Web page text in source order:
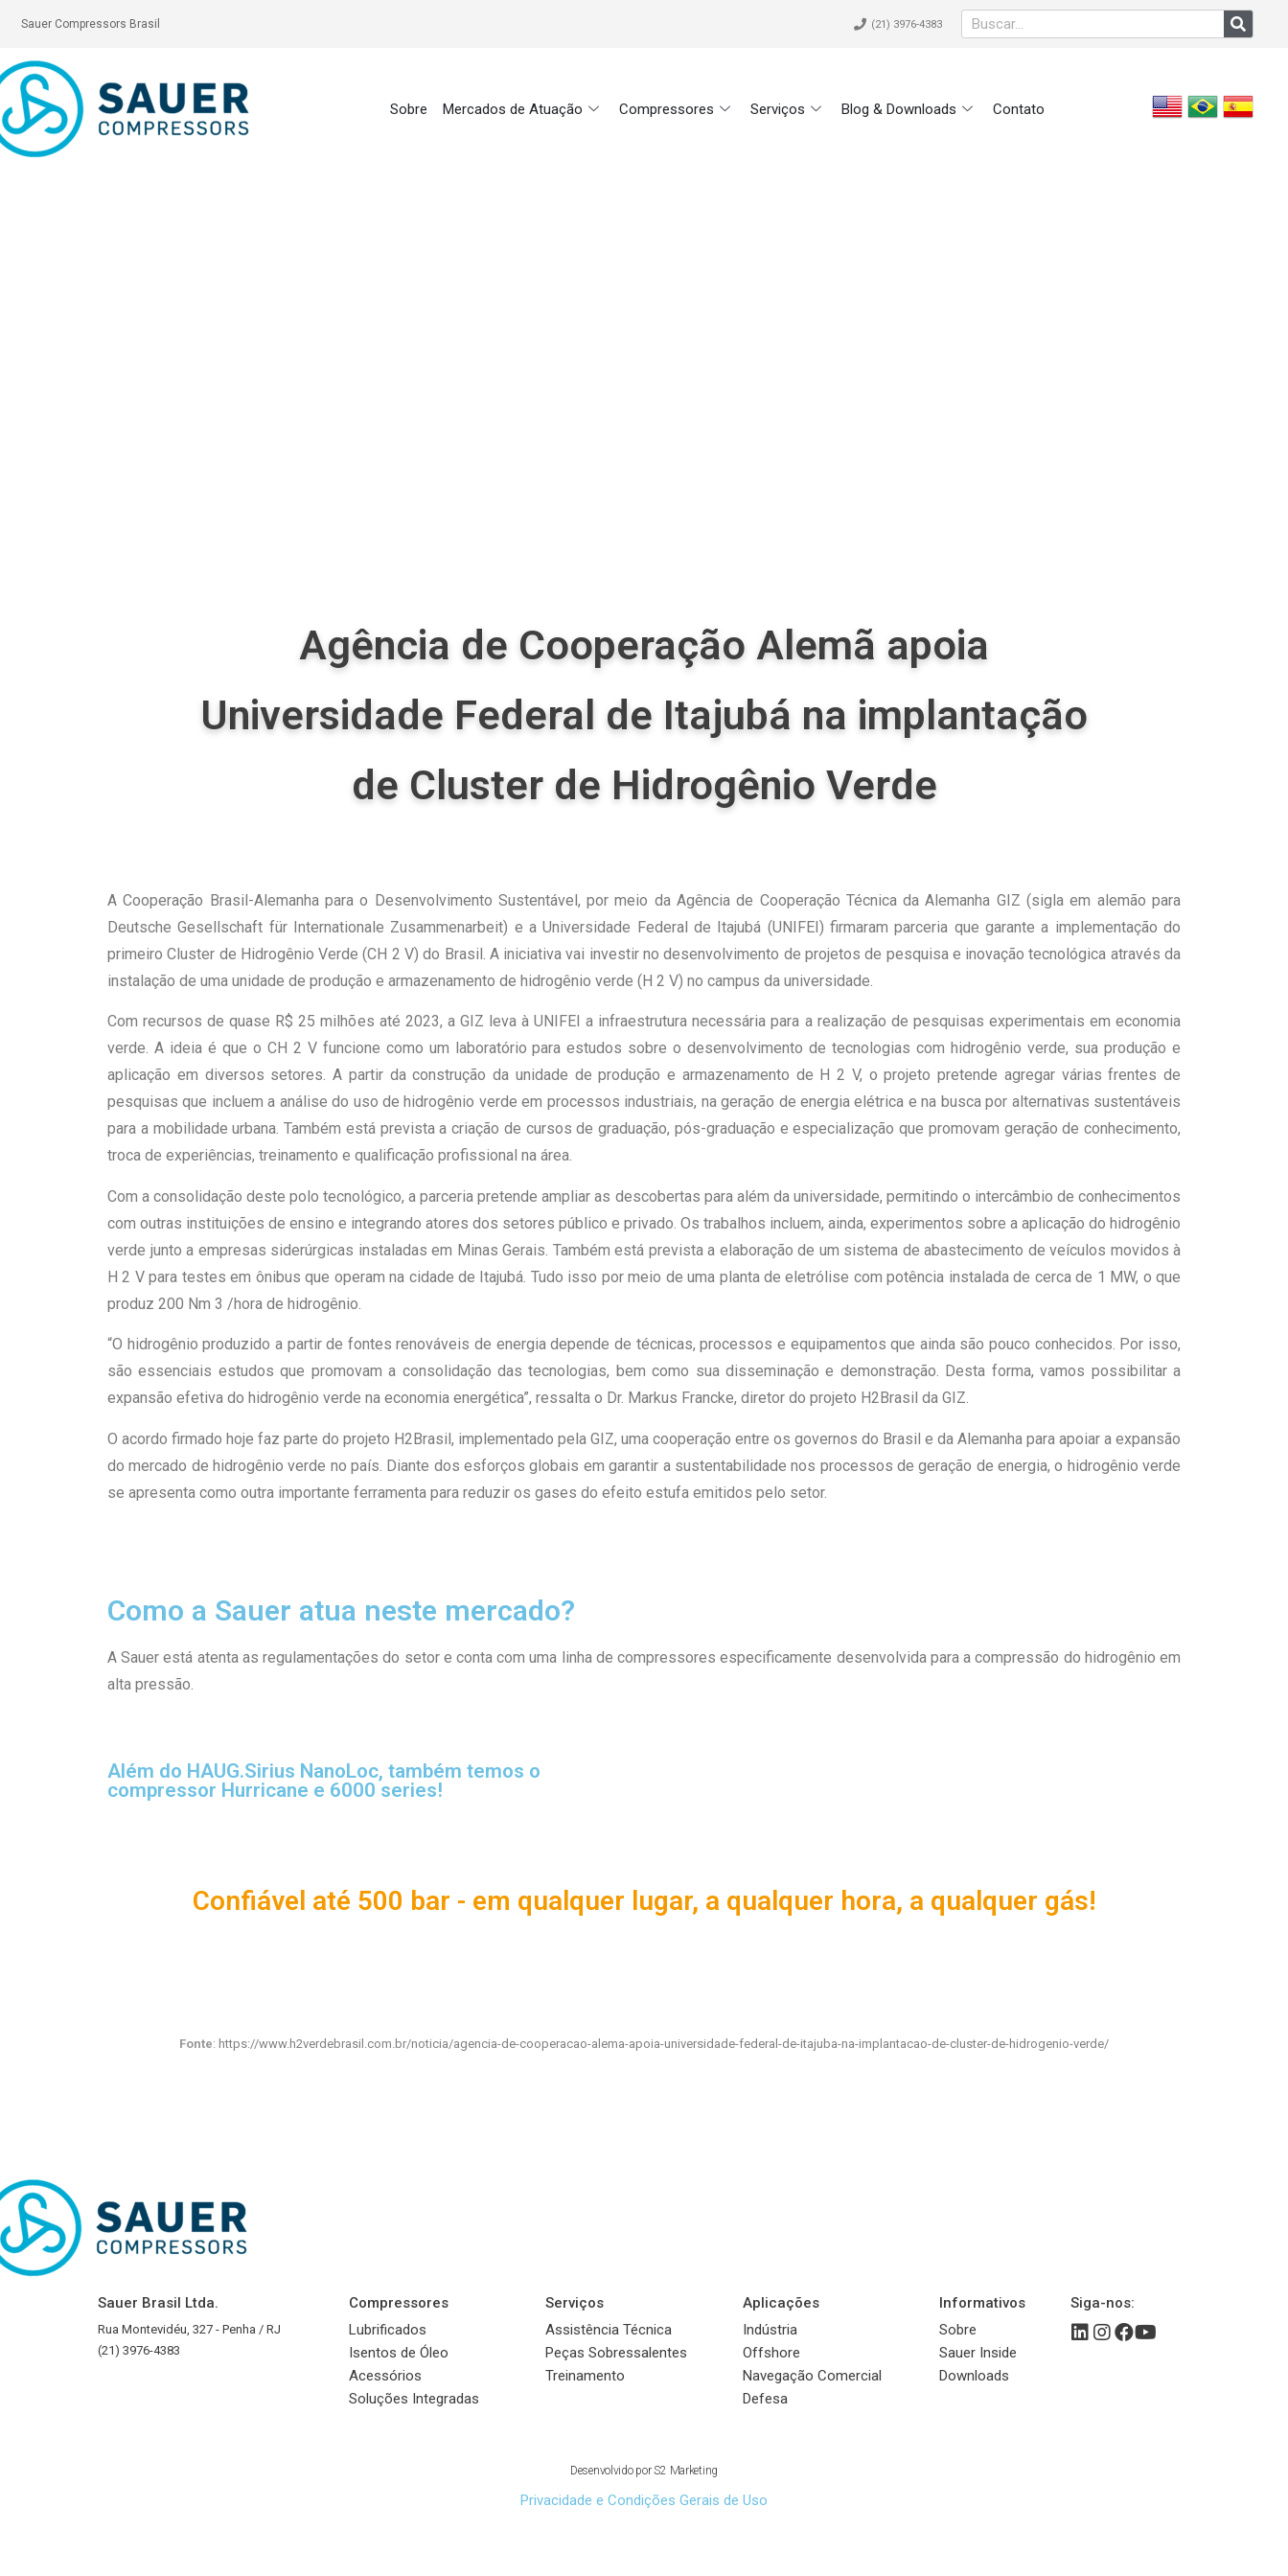
Sauer Compressors Brasil (21) 3976-4383
Sobre Mercados de Atuação Compressores Serviços Blog & Downloads Contato
Agência de Cooperação Alemã apoia
Universidade Federal de Itajubá na implantação
de Cluster de Hidrogênio Verde
A Cooperação Brasil-Alemanha para o Desenvolvimento Sustentável, por meio da Agência de Cooperação Técnica da Alemanha GIZ (sigla em alemão para
Deutsche Gesellschaft für Internationale Zusammenarbeit) e a Universidade Federal de Itajubá (UNIFEI) firmaram parceria que garante a implementação do
primeiro Cluster de Hidrogênio Verde (CH 2 V) do Brasil. A iniciativa vai investir no desenvolvimento de projetos de pesquisa e inovação tecnológica através da
instalação de uma unidade de produção e armazenamento de hidrogênio verde (H 2 V) no campus da universidade.
Com recursos de quase R$ 25 milhões até 2023, a GIZ leva à UNIFEI a infraestrutura necessária para a realização de pesquisas experimentais em economia
verde. A ideia é que o CH 2 V funcione como um laboratório para estudos sobre o desenvolvimento de tecnologias com hidrogênio verde, sua produção e
aplicação em diversos setores. A partir da construção da unidade de produção e armazenamento de H 2 V, o projeto pretende agregar várias frentes de
pesquisas que incluem a análise do uso de hidrogênio verde em processos industriais, na geração de energia elétrica e na busca por alternativas sustentáveis
para a mobilidade urbana. Também está prevista a criação de cursos de graduação, pós-graduação e especialização que promovam geração de conhecimento,
troca de experiências, treinamento e qualificação profissional na área.
Com a consolidação deste polo tecnológico, a parceria pretende ampliar as descobertas para além da universidade, permitindo o intercâmbio de conhecimentos
com outras instituições de ensino e integrando atores dos setores público e privado. Os trabalhos incluem, ainda, experimentos sobre a aplicação do hidrogênio
verde junto a empresas siderúrgicas instaladas em Minas Gerais. Também está prevista a elaboração de um sistema de abastecimento de veículos movidos à
H 2 V para testes em ônibus que operam na cidade de Itajubá. Tudo isso por meio de uma planta de eletrólise com potência instalada de cerca de 1 MW, o que
produz 200 Nm 3 /hora de hidrogênio.
“O hidrogênio produzido a partir de fontes renováveis de energia depende de técnicas, processos e equipamentos que ainda são pouco conhecidos. Por isso,
são essenciais estudos que promovam a consolidação das tecnologias, bem como sua disseminação e demonstração. Desta forma, vamos possibilitar a
expansão efetiva do hidrogênio verde na economia energética”, ressalta o Dr. Markus Francke, diretor do projeto H2Brasil da GIZ.
O acordo firmado hoje faz parte do projeto H2Brasil, implementado pela GIZ, uma cooperação entre os governos do Brasil e da Alemanha para apoiar a expansão
do mercado de hidrogênio verde no país. Diante dos esforços globais em garantir a sustentabilidade nos processos de geração de energia, o hidrogênio verde
se apresenta como outra importante ferramenta para reduzir os gases do efeito estufa emitidos pelo setor.
Como a Sauer atua neste mercado?
A Sauer está atenta as regulamentações do setor e conta com uma linha de compressores especificamente desenvolvida para a compressão do hidrogênio em
alta pressão.
Além do HAUG.Sirius NanoLoc, também temos o
compressor Hurricane e 6000 series!
Confiável até 500 bar - em qualquer lugar, a qualquer hora, a qualquer gás!
Fonte: https://www.h2verdebrasil.com.br/noticia/agencia-de-cooperacao-alema-apoia-universidade-federal-de-itajuba-na-implantacao-de-cluster-de-hidrogenio-verde/
Sauer Brasil Ltda.
Rua Montevidéu, 327 - Penha / RJ
(21) 3976-4383
Compressores
Lubrificados
Isentos de Óleo
Acessórios
Soluções Integradas
Serviços
Assistência Técnica
Peças Sobressalentes
Treinamento
Aplicações
Indústria
Offshore
Navegação Comercial
Defesa
Informativos
Sobre
Sauer Inside
Downloads
Siga-nos:
Desenvolvido porS2 Marketing
Privacidade e Condições Gerais de Uso